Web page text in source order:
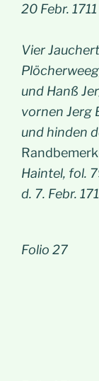
20 Febr.
Vier
und Hanß
vornen Jerg
und hinden
Haintel, fol.
d. 7. Febr.
Folio 27